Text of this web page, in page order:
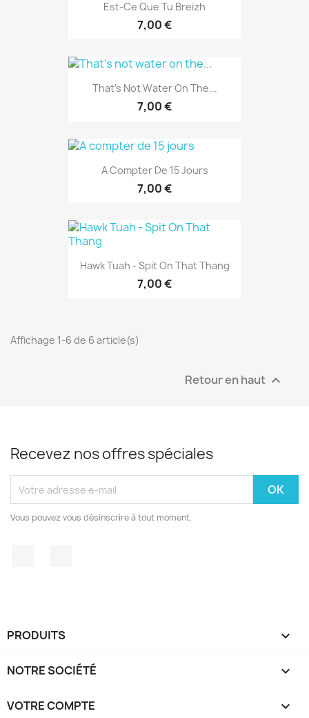
Est-Ce Que Tu Breizh
7,00 €
That's Not Water On The...
7,00 €
A Compter De 15 Jours
7,00 €
Hawk Tuah - Spit On That Thang
7,00 €
Affichage 1-6 de 6 article(s)
Retour en haut 
Recevez nos offres spéciales
Vous pouvez vous désinscrire à tout moment.
PRODUITS 
NOTRE SOCIÉTÉ 
VOTRE COMPTE 